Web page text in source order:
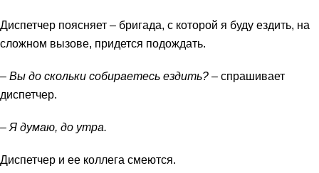
Диспетчер поясняет – бригада, с которой я буду ездить, на
сложном вызове, придется подождать.
– Вы до скольки собираетесь ездить? – спрашивает
диспетчер.
– Я думаю, до утра.
Диспетчер и ее коллега смеются.